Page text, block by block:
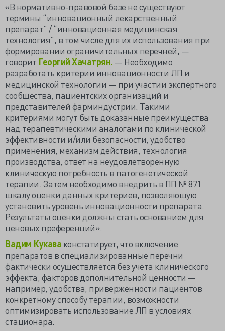
«В нормативно-правовой базе не существуют
термины “инновационный лекарственный
препарат” / “инновационная медицинская
технология”, в том числе для их использования при
формировании ограничительных перечней, —
говорит Георгий Хачатрян. — Необходимо
разработать критерии инновационности ЛП и
медицинской технологии — при участии экспертного
сообщества, пациентских организаций и
представителей фарминдустрии. Такими
критериями могут быть доказанные преимущества
над терапевтическими аналогами по клинической
эффективности и/или безопасности, удобство
применения, механизм действия, технология
производства, ответ на неудовлетворенную
клиническую потребность в патогенетической
терапии. Затем необходимо внедрить в ПП № 871
шкалу оценки данных критериев, позволяющую
установить уровень инновационности препарата.
Результаты оценки должны стать основанием для
ценовых преференций».
Вадим Кукава констатирует, что включение
препаратов в специализированные перечни
фактически осуществляется без учета клинического
эффекта, факторов дополнительной ценности —
например, удобства, приверженности пациентов
конкретному способу терапии, возможности
оптимизировать использование ЛП в условиях
стационара.